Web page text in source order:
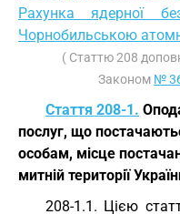
Рахунка ядерної
Чорнобильською
( Статтю 208
Законом №
Стаття 208-1.
послуг, що
особам, місце
митній території
208-1.1. Цією